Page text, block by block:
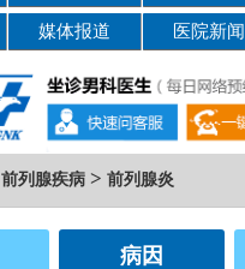
媒体报道 医院新闻
前列腺疾病 > 前列腺炎
病因